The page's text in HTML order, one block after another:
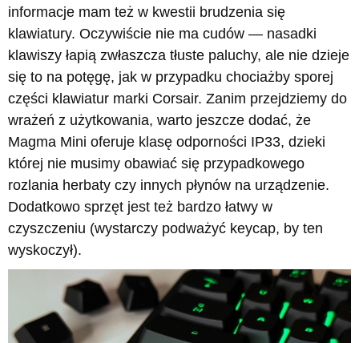
informacje mam też w kwestii brudzenia się
klawiatury. Oczywiście nie ma cudów — nasadki
klawiszy łapią zwłaszcza tłuste paluchy, ale nie dzieje
się to na potęgę, jak w przypadku chociażby sporej
części klawiatur marki Corsair. Zanim przejdziemy do
wrażeń z użytkowania, warto jeszcze dodać, że
Magma Mini oferuje klasę odporności IP33, dzieki
której nie musimy obawiać się przypadkowego
rozlania herbaty czy innych płynów na urządzenie.
Dodatkowo sprzęt jest też bardzo łatwy w
czyszczeniu (wystarczy podważyć keycap, by ten
wyskoczył).